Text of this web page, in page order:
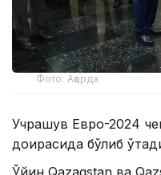
Фото: Ақорда
Учрашув Евро-2024
доирасида бўлиб